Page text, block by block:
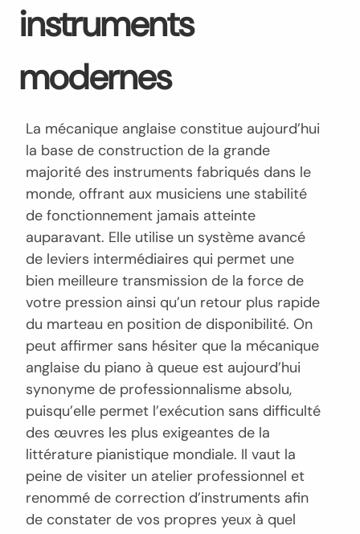
instruments
modernes
La mécanique anglaise constitue aujourd’hui
la base de construction de la grande
majorité des instruments fabriqués dans le
monde, offrant aux musiciens une stabilité
de fonctionnement jamais atteinte
auparavant. Elle utilise un système avancé
de leviers intermédiaires qui permet une
bien meilleure transmission de la force de
votre pression ainsi qu’un retour plus rapide
du marteau en position de disponibilité. On
peut affirmer sans hésiter que la mécanique
anglaise du piano à queue est aujourd’hui
synonyme de professionnalisme absolu,
puisqu’elle permet l’exécution sans difficulté
des œuvres les plus exigeantes de la
littérature pianistique mondiale. Il vaut la
peine de visiter un atelier professionnel et
renommé de correction d’instruments afin
de constater de vos propres yeux à quel